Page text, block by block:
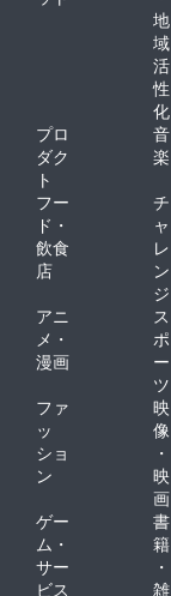
地
域
活
性
化
プロ
ダク
ト
音
楽
フー
ド・
飲食
店
チ
ャ
レ
ン
ジ
アニ
メ・
漫画
ス
ポ
ー
ツ
ファ
ッ
ショ
ン
映
像
・
映
画
ゲー
ム・
サー
ビス
書
籍
・
雑